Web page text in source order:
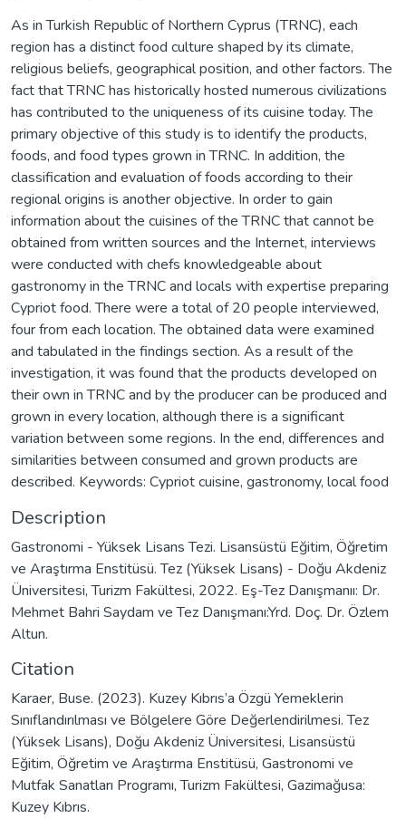
As in Turkish Republic of Northern Cyprus (TRNC), each
region has a distinct food culture shaped by its climate,
religious beliefs, geographical position, and other factors. The
fact that TRNC has historically hosted numerous civilizations
has contributed to the uniqueness of its cuisine today. The
primary objective of this study is to identify the products,
foods, and food types grown in TRNC. In addition, the
classification and evaluation of foods according to their
regional origins is another objective. In order to gain
information about the cuisines of the TRNC that cannot be
obtained from written sources and the Internet, interviews
were conducted with chefs knowledgeable about
gastronomy in the TRNC and locals with expertise preparing
Cypriot food. There were a total of 20 people interviewed,
four from each location. The obtained data were examined
and tabulated in the findings section. As a result of the
investigation, it was found that the products developed on
their own in TRNC and by the producer can be produced and
grown in every location, although there is a significant
variation between some regions. In the end, differences and
similarities between consumed and grown products are
described. Keywords: Cypriot cuisine, gastronomy, local food
Description
Gastronomi - Yüksek Lisans Tezi. Lisansüstü Eğitim, Öğretim
ve Araştırma Enstitüsü. Tez (Yüksek Lisans) - Doğu Akdeniz
Üniversitesi, Turizm Fakültesi, 2022. Eş-Tez Danışmanıı: Dr.
Mehmet Bahri Saydam ve Tez Danışmanı:Yrd. Doç. Dr. Özlem
Altun.
Citation
Karaer, Buse. (2023). Kuzey Kıbrıs’a Özgü Yemeklerin
Sınıflandırılması ve Bölgelere Göre Değerlendirilmesi. Tez
(Yüksek Lisans), Doğu Akdeniz Üniversitesi, Lisansüstü
Eğitim, Öğretim ve Araştırma Enstitüsü, Gastronomi ve
Mutfak Sanatları Programı, Turizm Fakültesi, Gazimağusa:
Kuzey Kıbrıs.